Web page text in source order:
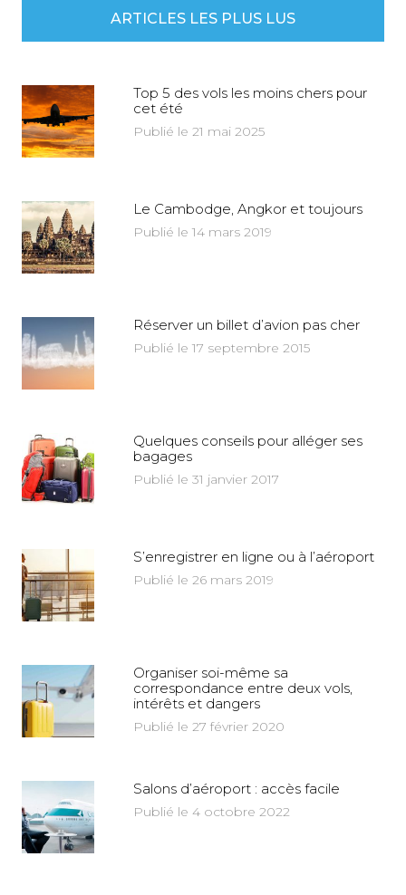
ARTICLES LES PLUS LUS
Top 5 des vols les moins chers pour
cet été
Publié le 21 mai 2025
Le Cambodge, Angkor et toujours
Publié le 14 mars 2019
Réserver un billet d’avion pas cher
Publié le 17 septembre 2015
Quelques conseils pour alléger ses
bagages
Publié le 31 janvier 2017
S’enregistrer en ligne ou à l’aéroport
Publié le 26 mars 2019
Organiser soi-même sa
correspondance entre deux vols,
intérêts et dangers
Publié le 27 février 2020
Salons d’aéroport : accès facile
Publié le 4 octobre 2022